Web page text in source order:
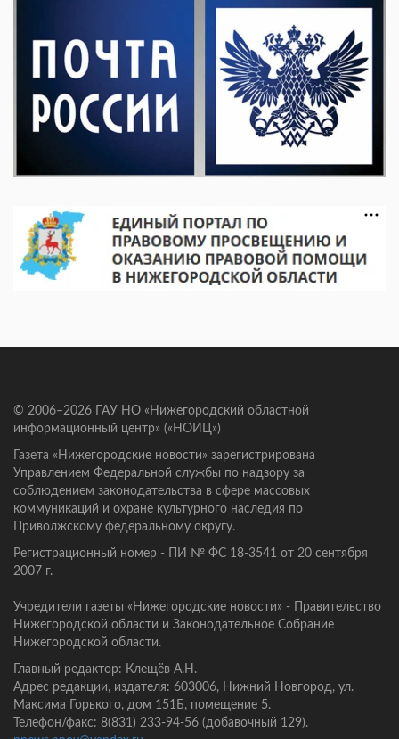
© 2006–2026 ГАУ НО «Нижегородский областной
информационный центр» («НОИЦ»)
Газета «Нижегородские новости» зарегистрирована
Управлением Федеральной службы по надзору за
соблюдением законодательства в сфере массовых
коммуникаций и охране культурного наследия по
Приволжскому федеральному округу.
Регистрационный номер - ПИ № ФС 18-3541 от 20 сентября
2007 г.
Учредители газеты «Нижегородские новости» - Правительство
Нижегородской области и Законодательное Собрание
Нижегородской области.
Главный редактор: Клещёв А.Н.
Адрес редакции, издателя: 603006, Нижний Новгород, ул.
Максима Горького, дом 151Б, помещение 5.
Телефон/факс: 8(831) 233-94-56 (добавочный 129).